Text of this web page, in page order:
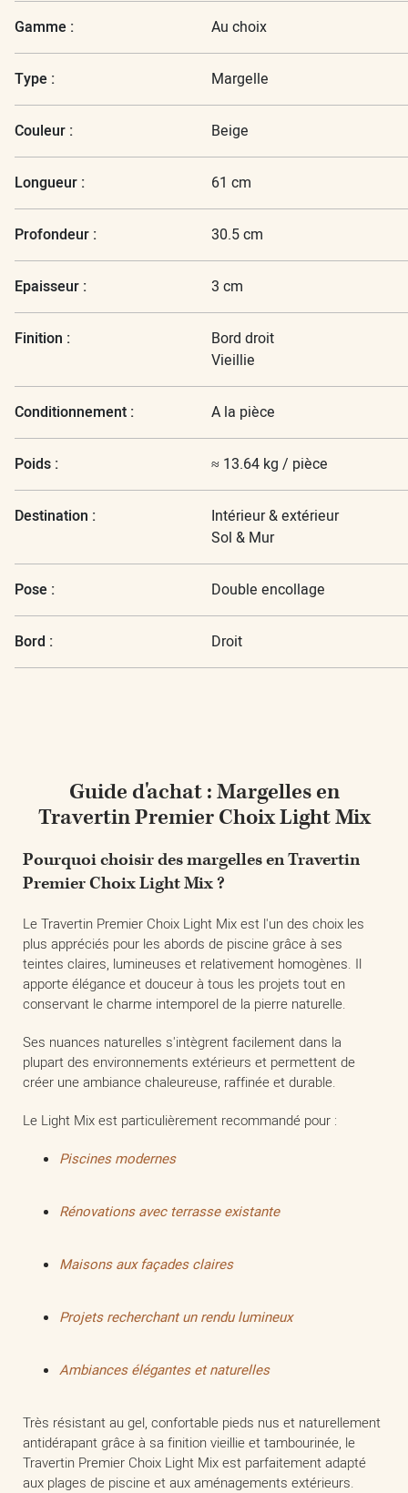
Gamme : Au choix
Type : Margelle
Couleur : Beige
Longueur : 61 cm
Profondeur : 30.5 cm
Epaisseur : 3 cm
Finition :
Bord droit
Vieillie
Conditionnement : A la pièce
Poids : ≈ 13.64 kg / pièce
Destination :
Intérieur & extérieur
Sol & Mur
Pose : Double encollage
Bord : Droit
Guide d'achat : Margelles en
Travertin Premier Choix Light Mix
Pourquoi choisir des margelles en Travertin
Premier Choix Light Mix ?
Le Travertin Premier Choix Light Mix est l'un des choix les
plus appréciés pour les abords de piscine grâce à ses
teintes claires, lumineuses et relativement homogènes. Il
apporte élégance et douceur à tous les projets tout en
conservant le charme intemporel de la pierre naturelle.
Ses nuances naturelles s'intègrent facilement dans la
plupart des environnements extérieurs et permettent de
créer une ambiance chaleureuse, raffinée et durable.
Le Light Mix est particulièrement recommandé pour :
Piscines modernes
Rénovations avec terrasse existante
Maisons aux façades claires
Projets recherchant un rendu lumineux
Ambiances élégantes et naturelles
Très résistant au gel, confortable pieds nus et naturellement
antidérapant grâce à sa finition vieillie et tambourinée, le
Travertin Premier Choix Light Mix est parfaitement adapté
aux plages de piscine et aux aménagements extérieurs.